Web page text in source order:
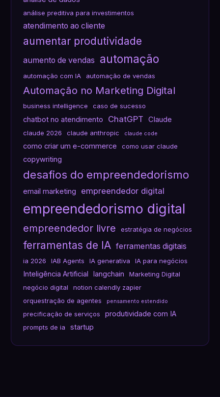
análise preditiva para investimentos
atendimento ao cliente
aumentar produtividade
aumento de vendas automação
automação com IA automação de vendas
Automação no Marketing Digital
business intelligence caso de sucesso
chatbot no atendimento ChatGPT Claude
claude 2026 claude anthropic claude code
como criar um e-commerce como usar claude
copywriting
desafios do empreendedorismo
email marketing empreendedor digital
empreendedorismo digital
empreendedor livre estratégia de negócios
ferramentas de IA ferramentas digitais
ia 2026 IAB Agents IA generativa IA para negócios
Inteligência Artificial langchain
Marketing Digital
negócio digital
notion calendly zapier
orquestração de agentes
pensamento estendido
precificação de serviços produtividade com IA
prompts de ia startup